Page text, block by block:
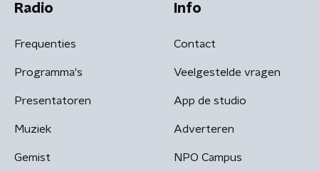
Radio
Frequenties
Programma's
Presentatoren
Muziek
Gemist
Info
Contact
Veelgestelde vragen
App de studio
Adverteren
NPO Campus